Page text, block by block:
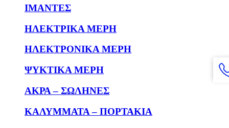
ΙΜΑΝΤΕΣ
ΗΛΕΚΤΡΙΚΑ ΜΕΡΗ
ΗΛΕΚΤΡΟΝΙΚΑ ΜΕΡΗ
ΨΥΚΤΙΚΑ ΜΕΡΗ
ΑΚΡΑ – ΣΩΛΗΝΕΣ
ΚΑΛΥΜΜΑΤΑ – ΠΟΡΤΑΚΙΑ